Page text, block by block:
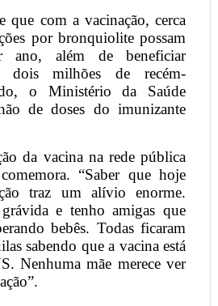
que com a vacinação, cerca
por bronquiolite possam
ano, além de beneficiar
dois milhões de recém-
o Ministério da Saúde
de doses do imunizante
da vacina na rede pública
“Saber que hoje
traz um alívio enorme.
e tenho amigas que
bebês. Todas ficaram
sabendo que a vacina está
Nenhuma mãe merece ver